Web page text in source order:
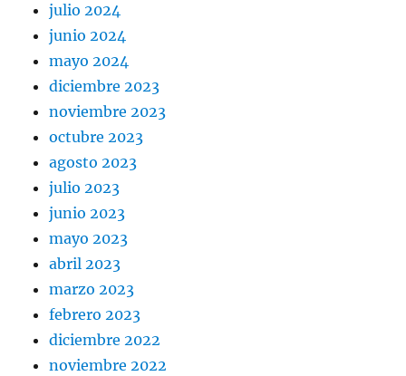
julio 2024
junio 2024
mayo 2024
diciembre 2023
noviembre 2023
octubre 2023
agosto 2023
julio 2023
junio 2023
mayo 2023
abril 2023
marzo 2023
febrero 2023
diciembre 2022
noviembre 2022